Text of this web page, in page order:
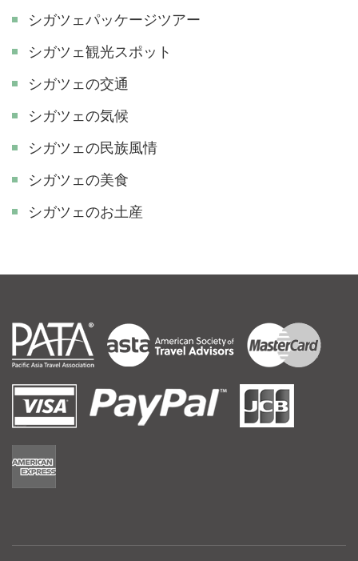
シガツェパッケージツアー
シガツェ観光スポット
シガツェの交通
シガツェの気候
シガツェの民族風情
シガツェの美食
シガツェのお土産